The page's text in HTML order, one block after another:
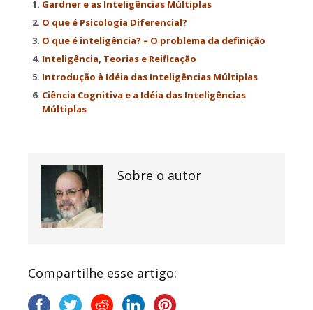
Gardner e as Inteligências Múltiplas
O que é Psicologia Diferencial?
O que é inteligência? – O problema da definição
Inteligência, Teorias e Reificação
Introdução à Idéia das Inteligências Múltiplas
Ciência Cognitiva e a Idéia das Inteligências
Múltiplas
Sobre o autor
Compartilhe esse artigo: